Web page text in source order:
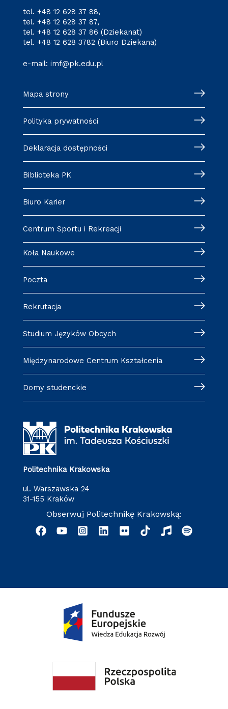
tel. +48 12 628 37 88,
tel. +48 12 628 37 87,
tel. +48 12 628 37 86 (Dziekanat)
tel. +48 12 628 3782 (Biuro Dziekana)
e-mail: imf@pk.edu.pl
Mapa strony
Polityka prywatności
Deklaracja dostępności
Biblioteka PK
Biuro Karier
Centrum Sportu i Rekreacji
Koła Naukowe
Poczta
Rekrutacja
Studium Języków Obcych
Międzynarodowe Centrum Kształcenia
Domy studenckie
Politechnika Krakowska
ul. Warszawska 24
31-155 Kraków
Obserwuj Politechnikę Krakowską: